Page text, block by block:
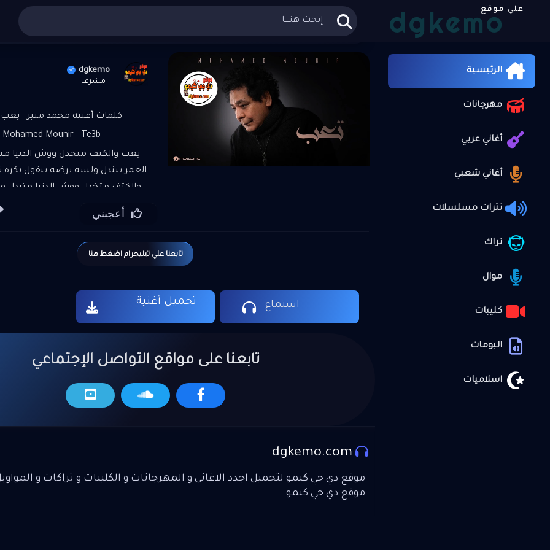
الرئيسية
مهرجانات
أغاني عربي
أغاني شعبي
تترات مسلسلات
تراك
موال
كليبات
البومات
اسلاميات
dgkemoعلي موقع
الرئيسية أغاني عربي تنزيل واستماع أغنية محمد منير - تِعب MP3
استماع
تابعنا علي تيليجرام اضغط هنا
تحميل أغنية
تابعنا على مواقع التواصل الإجتماعي
dgkemo.com
موقع دي جي كيمو لتحميل اجدد الاغاني و المهرجانات و الكليبات و تراكات و
موقع دي جي كيمو
dgkemo
مشرف
كلمات أغنية محمد منير - تِعب MP3
Mohamed Mounir - Te3b
تِعب والكتف متخدل ووش الدنيا
العمر بيندل ولسه برضه بيقول
والكتف متخدل ووش الدنيا متبدل
بيندل ولسه برضه بيقول بكره تتعدل
مهيش طايلة لا جاية بلين ولا
تعب والايد مهيش طايلة لا جاية بلين
الدنيا متبدل وخط العمر بيندل
بيقول بكره تتعدل تعب والضهر
وشبعان من كلام ووعود لا هي
ولسة برضه حامد راضي بالموجود
صالب عود وشبعان من كلام
بتخلص ولا بتعود ولسة برضه
بالموجود تِعب
أعجبني